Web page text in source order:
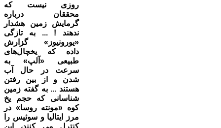
روزی نیست که
محققان درباره
گرمایش زمین هشدار
ندهند ! ... به تازگی
«یورونیوز» گزارش
داده که یخچال‌های
طبیعی «آلپ» به
سرعت در حال آب
شدن و از بین رفتن
هستند ...به گفته زمین
شناسانی که حجم یخ
کوه «مونته روسا» در
مرز ایتالیا و سوئیس را